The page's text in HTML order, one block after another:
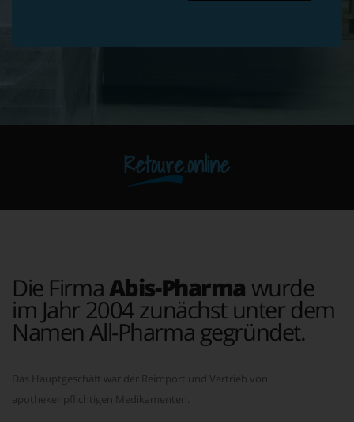
Retoure.online
Die Firma Abis-Pharma wurde
im Jahr 2004 zunächst unter dem
Namen All-Pharma gegründet.
Das Hauptgeschäft war der Reimport und Vertrieb von
apothekenpflichtigen Medikamenten.